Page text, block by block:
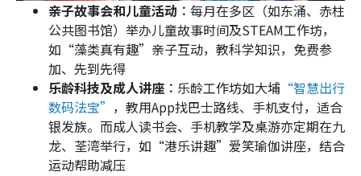
亲子故事会和儿童活动︰ 每月在多区（如东涌、赤柱
公共图书馆）举办儿童故事时间及STEAM工作坊，
如“藻类真有趣”亲子互动，教科学知识，免费参
加、先到先得
乐龄科技及成人讲座︰ 乐龄工作坊如大埔 “智慧出行
数码法宝” ，教用App找巴士路线、手机支付，适合
银发族。而成人读书会、手机教学及桌游亦定期在九
龙、荃湾举行，如“港乐讲趣”爱笑瑜伽讲座，结合
运动帮助减压